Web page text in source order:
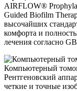
AIRFLOW®
Guided Biofilm
высочайших
комфорта и
лечения согласно
Компьютерный
Рентгеновский
четкие и точные